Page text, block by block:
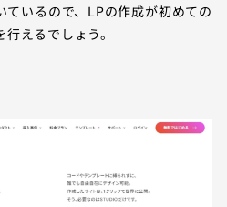
いるので、LPの作成が初めての
えるでしょう。